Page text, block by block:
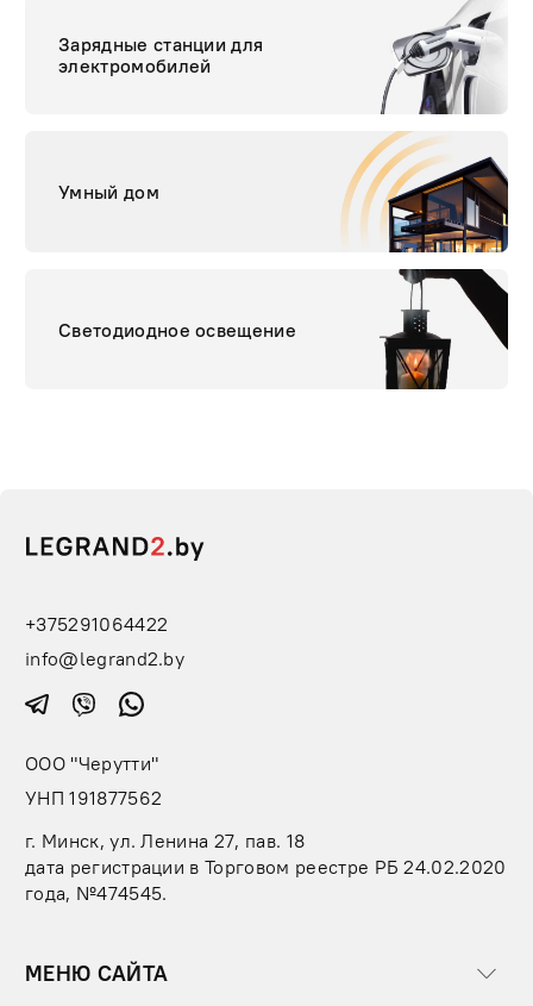
Зарядные станции для
электромобилей
Умный дом
Светодиодное освещение
+375291064422
info@legrand2.by
ООО "Черутти"
УНП 191877562
г. Минск, ул. Ленина 27, пав. 18
дата регистрации в Торговом реестре РБ 24.02.2020
года, №474545.
МЕНЮ САЙТА